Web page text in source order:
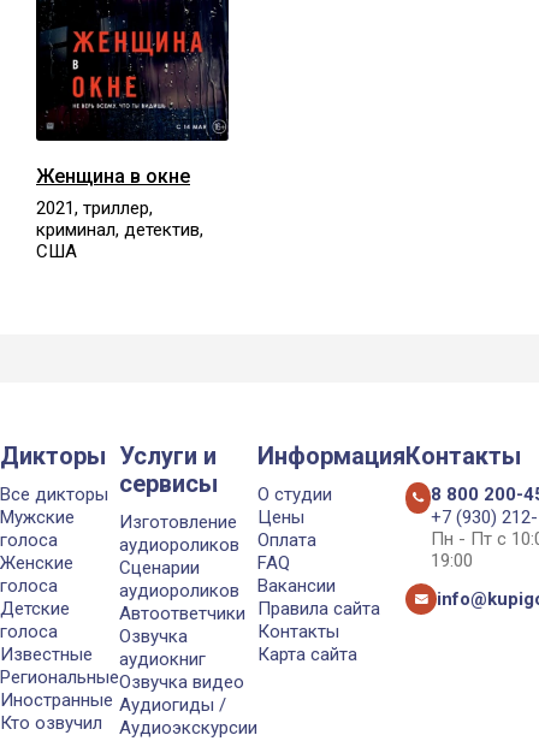
Женщина в окне
2021, триллер,
криминал, детектив,
США
Дикторы
Все дикторы
Мужские
голоса
Женские
голоса
Детские
голоса
Известные
Региональные
Иностранные
Кто озвучил
Услуги и
сервисы
Изготовление
аудиороликов
Сценарии
аудиороликов
Автоответчики
Озвучка
аудиокниг
Озвучка видео
Аудиогиды /
Аудиоэкскурсии
Информация
О студии
Цены
Оплата
FAQ
Вакансии
Правила сайта
Контакты
Карта сайта
Контакты
8 800 200-
+7 (930)
Пн - Пт с
19:00